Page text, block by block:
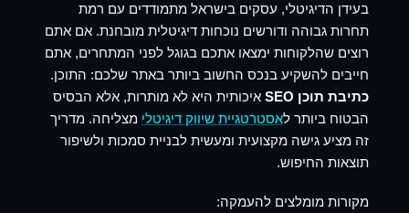
בעידן הדיגיטלי, עסקים בישראל מתמודדים עם רמת
תחרות גבוהה ודורשים נוכחות דיגיטלית מובחנת. אם אתם
רוצים שהלקוחות ימצאו אתכם בגוגל לפני המתחרים, אתם
חייבים להשקיע בנכס החשוב ביותר באתר שלכם: התוכן.
כתיבת תוכן SEO
איכותית היא לא מותרות, אלא הבסיס
הבטוח ביותר לאסטרטגיית שיווק דיגיטלי מצליחה. מדריך
זה מציע גישה מקצועית ומעשית לבניית סמכות ולשיפור
תוצאות החיפוש.
מקורות מומלצים להעמקה: